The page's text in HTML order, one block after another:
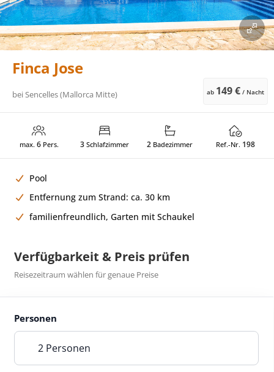
Finca Jose
beiSencelles (Mallorca Mitte) ab 149 € / Nacht
max. 6Pers. 3Schlafzimmer 2 Badezimmer Ref.-Nr. 198
Pool
Entfernung zum Strand: ca. 30 km
familienfreundlich, Garten mit Schaukel
Verfügbarkeit & Preis prüfen
Reisezeitraum wählen für genaue Preise
Personen
2 Personen